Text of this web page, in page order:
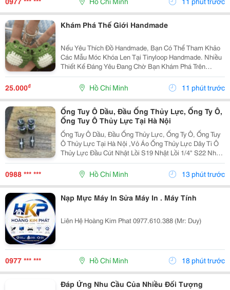
Khám Phá Thế Giới Handmade
Nếu Yêu Thích Đồ Handmade, Bạn Có Thể Tham Khảo
Các Mẫu Móc Khóa Len Tại Tinyloop Handmade. Nhiều
Thiết Kế Đáng Yêu Đang Chờ Bạn Khám Phá Trên
Website T Inyloop Handmade
25.000₫ Hồ Chí Minh 11 phút trước
Ống Tuy Ô Dầu, Đầu Ống Thủy Lực, Ống Ty Ô,
Ống Tuy Ô Thủy Lực Tại Hà Nội
Ống Tuy Ô Dầu, Đầu Ống Thủy Lực, Ống Ty Ô, Ống Tuy
Ô Thủy Lực Tại Hà Nội ,Vỏ Áo Ống Thủy Lực Dây Ti Ô
Thủy Lực Đầu Cút Nhật Lồi S19 Nhật Lồi 1/4" S22 Nhật
Lồi 3/8" S27 Nhật Lồi 1/2" S36 Nhật Lồi 3/4" S41 Nhật...
0988 *** *** Hồ Chí Minh 13 phút trước
Nạp Mực Máy In Sửa Máy In . Máy Tính
Liên Hệ Hoàng Kim Phat 0977.610.388 (Mr: Duy)
0977 *** *** Hồ Chí Minh 18 phút trước
Đáp Ứng Nhu Cầu Của Nhiều Đối Tượng